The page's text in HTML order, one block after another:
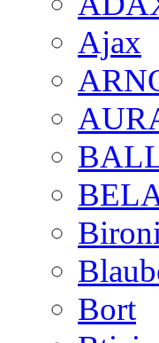
Ajax
Bironi
Bort